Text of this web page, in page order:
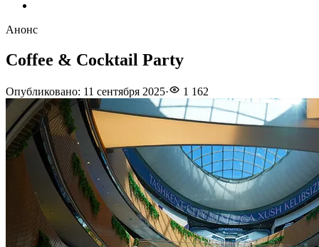
Анонс
Coffee & Cocktail Party
Опубликовано: 11 сентября 2025· 1 162